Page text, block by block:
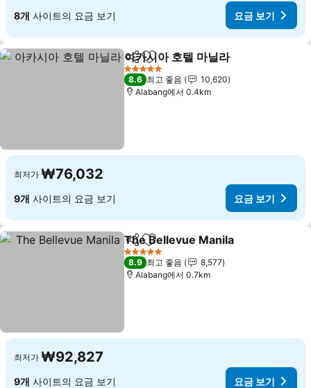
8개 사이트의 요금 보기 요금 보기
공유 즐겨찾기에 추가
아카시아 호텔 마닐라
5 성급
8.6 최고 좋음
10,620
Alabang에서 0.4km
최저가 ₩76,032
9개 사이트의 요금 보기 요금 보기
공유 즐겨찾기에 추가
The Bellevue Manila
5 성급
8.9 최고 좋음
8,577
Alabang에서 0.7km
최저가 ₩92,827
9개 사이트의 요금 보기 요금 보기